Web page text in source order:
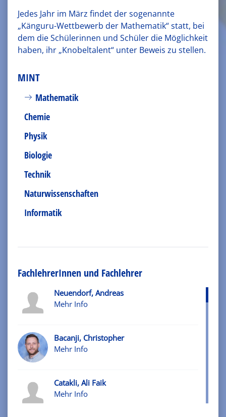
Jedes Jahr im März findet der sogenannte
„Känguru-Wettbewerb der Mathematik“ statt, bei
dem die Schülerinnen und Schüler die Möglichkeit
haben, ihr „Knobeltalent“ unter Beweis zu stellen.
MINT
Mathematik
Chemie
Physik
Biologie
Technik
Naturwissenschaften
Informatik
FachlehrerInnen und Fachlehrer
Neuendorf, Andreas
Mehr Info
Bacanji, Christopher
Mehr Info
Catakli, Ali Faik
Mehr Info